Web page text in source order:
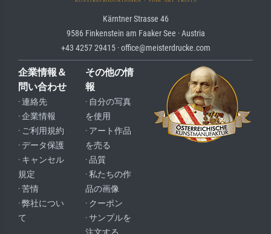
Kärntner Strasse 46
9586 Finkenstein am Faaker See · Austria
+43 4257 29415 · office@meisterdrucke.com
企業情報＆
問い合わせ
· 連絡先
· 企業情報
· ご利用規約
· データ保護
· キャンセル
規定
· 苦情
· 弊社につい
て
その他の情
報
· 自分の写真
を使用
· アート作品
を売る
· 品質
· 私たちの作
品の画像
· クーポン
· サンプルを